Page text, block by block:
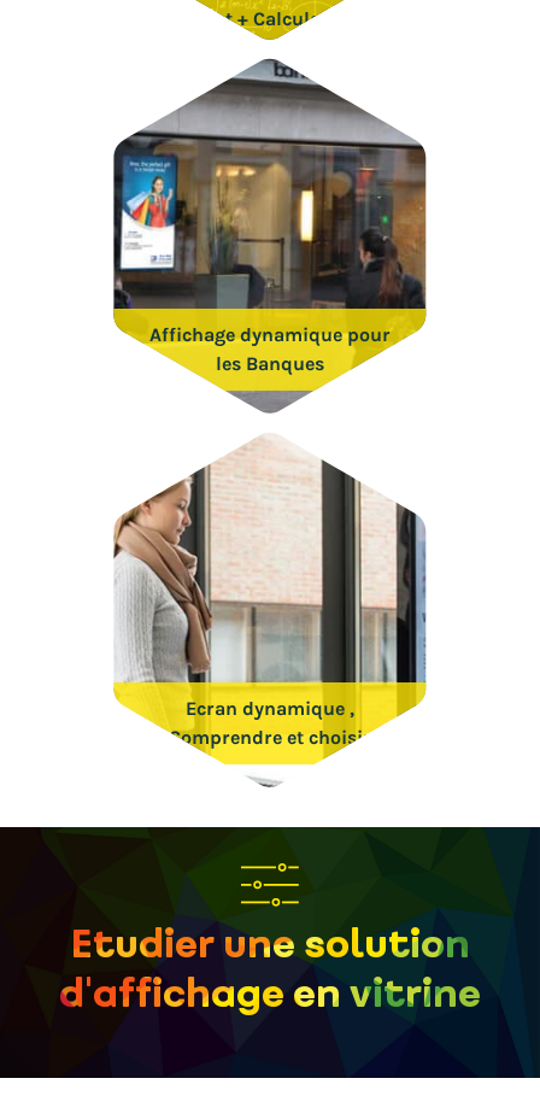
Complet + Calculateur en
Affichage dynamique pour
les Banques
Ecran dynamique ,
Comprendre et choisir
Etudier une solution
d'affichage en vitrine